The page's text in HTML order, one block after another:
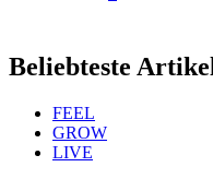
Beliebteste Artikel
FEEL
GROW
LIVE